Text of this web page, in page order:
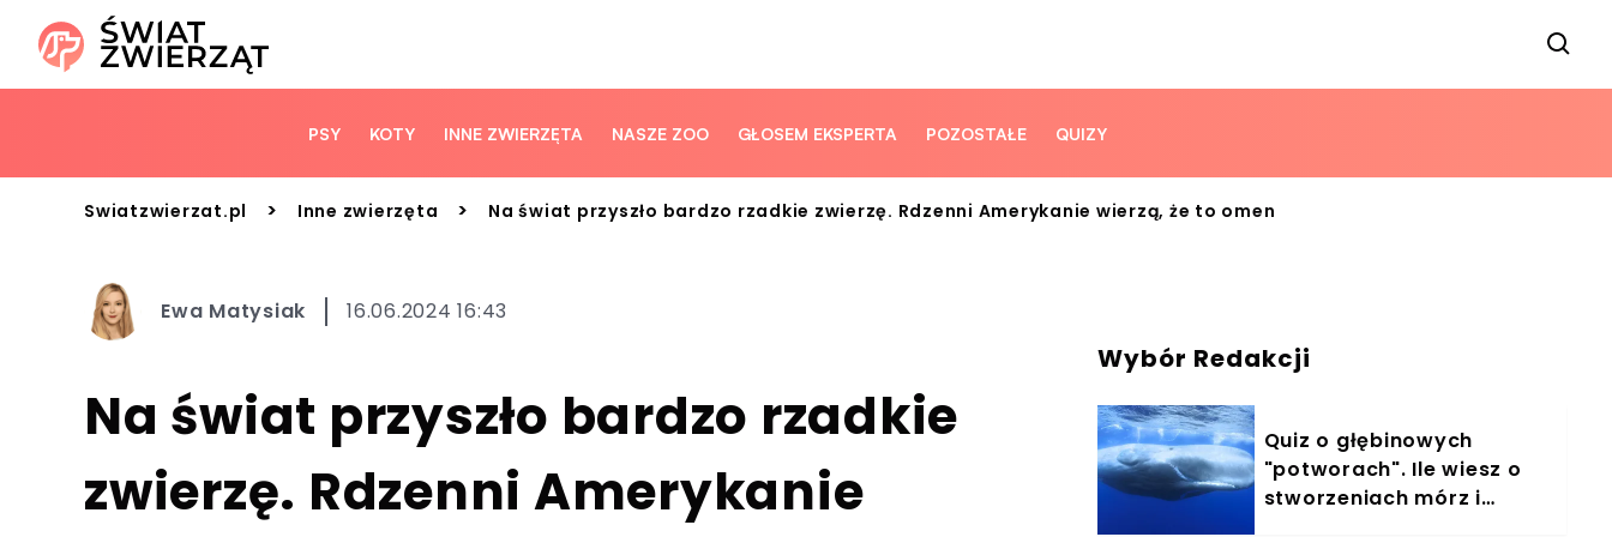
PSY KOTY INNE ZWIERZĘTA NASZE ZOO GŁOSEM EKSPERTA POZOSTAŁE QUIZY
Swiatzwierzat.pl > Inne zwierzęta > Na świat przyszło bardzo rzadkie zwierzę. Rdzenni Amerykanie wierzą, że to omen
Ewa Matysiak 16.06.2024 16:43
Na świat przyszło bardzo rzadkie
zwierzę. Rdzenni Amerykanie
Wybór Redakcji
Quiz o głębinowych
"potworach". Ile wiesz o
stworzeniach mórz i